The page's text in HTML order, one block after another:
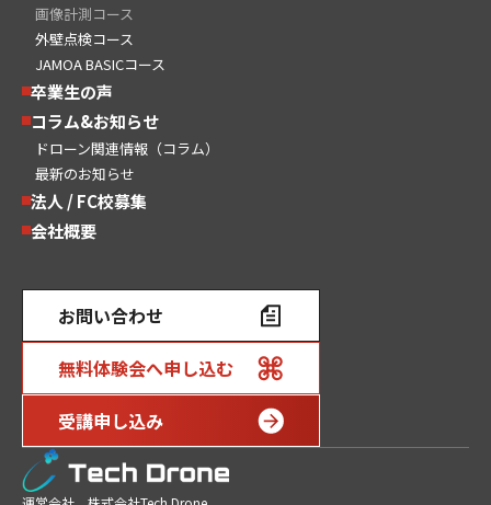
画像計測コース
外壁点検コース
JAMOA BASICコース
卒業生の声
コラム&お知らせ
ドローン関連情報（コラム）
最新のお知らせ
法人 / FC校募集
会社概要
お問い合わせ
無料体験会へ申し込む
受講申し込み